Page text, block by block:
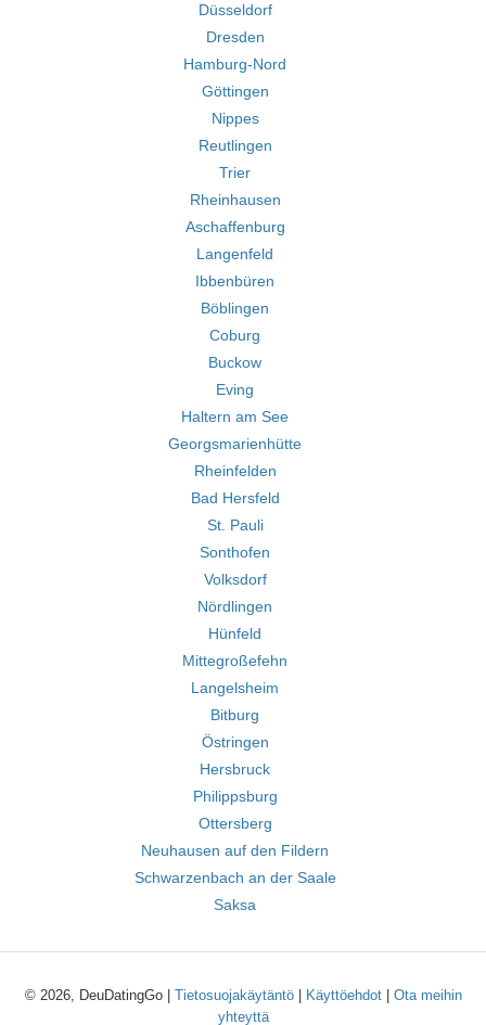
Düsseldorf
Dresden
Hamburg-Nord
Göttingen
Nippes
Reutlingen
Trier
Rheinhausen
Aschaffenburg
Langenfeld
Ibbenbüren
Böblingen
Coburg
Buckow
Eving
Haltern am See
Georgsmarienhütte
Rheinfelden
Bad Hersfeld
St. Pauli
Sonthofen
Volksdorf
Nördlingen
Hünfeld
Mittegroßefehn
Langelsheim
Bitburg
Östringen
Hersbruck
Philippsburg
Ottersberg
Neuhausen auf den Fildern
Schwarzenbach an der Saale
Saksa
© 2026, DeuDatingGo | Tietosuojakäytäntö| Käyttöehdot| Ota meihin
yhteyttä